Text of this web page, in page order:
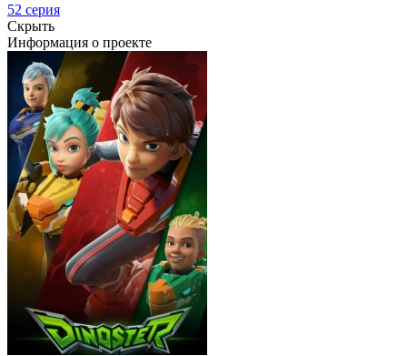
52 серия
Скрыть
Информация о проекте